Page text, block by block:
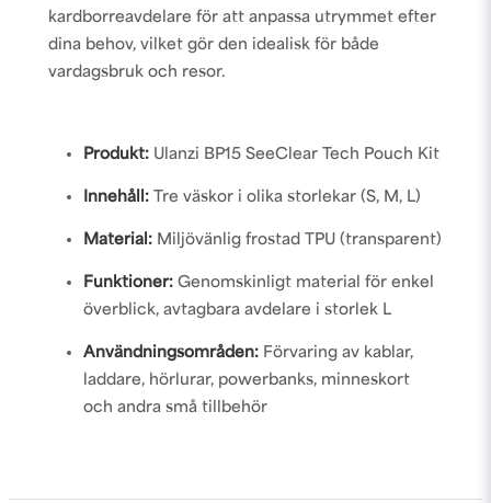
kardborreavdelare för att anpassa utrymmet efter
dina behov, vilket gör den idealisk för både
vardagsbruk och resor.
Produkt: Ulanzi BP15 SeeClear Tech Pouch Kit
Innehåll: Tre väskor i olika storlekar (S, M, L)
Material: Miljövänlig frostad TPU (transparent)
Funktioner: Genomskinligt material för enkel
överblick, avtagbara avdelare i storlek L
Användningsområden: Förvaring av kablar,
laddare, hörlurar, powerbanks, minneskort
och andra små tillbehör